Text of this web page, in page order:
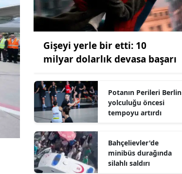
Gişeyi yerle bir etti: 10
milyar dolarlık devasa başarı
Potanın Perileri Berlin
yolculuğu öncesi
tempoyu artırdı
Bahçelievler'de
minibüs durağında
silahlı saldırı